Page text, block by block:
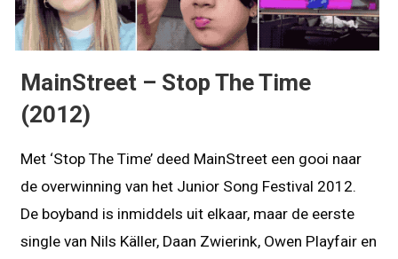
MainStreet – Stop The Time
(2012)
Met ‘Stop The Time’ deed MainStreet een gooi naar
de overwinning van het Junior Song Festival 2012.
De boyband is inmiddels uit elkaar, maar de eerste
single van Nils Käller, Daan Zwierink, Owen Playfair en